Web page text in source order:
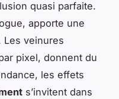
quasi parfaite.
apporte une
Les veinures
pixel, donnent du
les effets
s’invitent dans